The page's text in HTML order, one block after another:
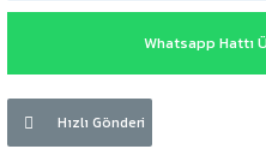
Whatsapp Hattı
Hızlı Gönderi